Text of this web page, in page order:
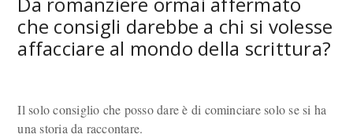
che consigli darebbe a chi si volesse
affacciare al mondo della scrittura?
Il solo consiglio che posso dare è di cominciare solo se si ha
una storia da raccontare.